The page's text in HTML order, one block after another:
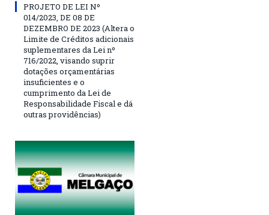
PROJETO DE LEI Nº
014/2023, DE 08 DE
DEZEMBRO DE 2023 (Altera o
Limite de Créditos adicionais
suplementares da Lei nº
716/2022, visando suprir
dotações orçamentárias
insuficientes e o
cumprimento da Lei de
Responsabilidade Fiscal e dá
outras providências)